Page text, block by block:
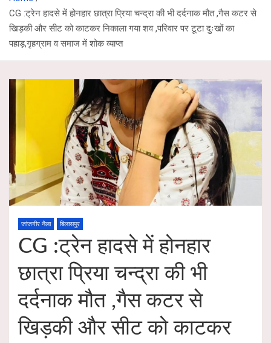
CG :ट्रेन हादसे में होनहार छात्रा प्रिया चन्द्रा की भी दर्दनाक मौत ,गैस कटर से
खिड़की और सीट को काटकर निकाला गया शव ,परिवार पर टूटा दुःखों का
पहाड़,गृहग्राम व समाज में शोक व्याप्त
जांजगीर नैला बिलासपुर
CG :ट्रेन हादसे में होनहार
छात्रा प्रिया चन्द्रा की भी
दर्दनाक मौत ,गैस कटर से
खिड़की और सीट को काटकर